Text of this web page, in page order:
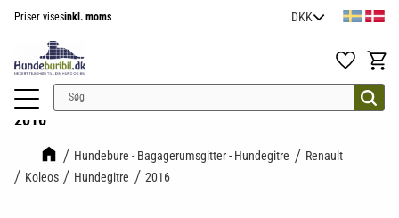
Priser visesinkl. moms
Favoritter
2016
Hundebure - Bagagerumsgitter - Hundegitre
Renault
Koleos
Hundegitre 2016